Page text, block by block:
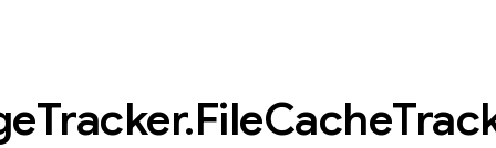
Tracker.FileCache